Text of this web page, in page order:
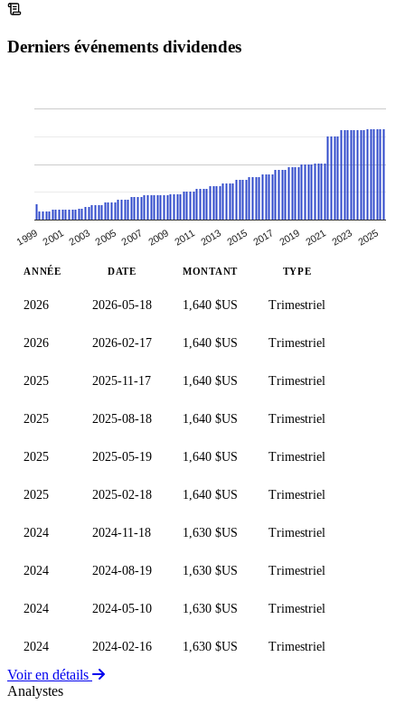
Derniers événements dividendes
1999 2001 2003 2005 2007 2009 2011 2013 2015 2017 2019 2021 2023 2025
ANNÉE DATE MONTANT TYPE
2026 2026-05-18 1,640 $US Trimestriel
2026 2026-02-17 1,640 $US Trimestriel
2025 2025-11-17 1,640 $US Trimestriel
2025 2025-08-18 1,640 $US Trimestriel
2025 2025-05-19 1,640 $US Trimestriel
2025 2025-02-18 1,640 $US Trimestriel
2024 2024-11-18 1,630 $US Trimestriel
2024 2024-08-19 1,630 $US Trimestriel
2024 2024-05-10 1,630 $US Trimestriel
2024 2024-02-16 1,630 $US Trimestriel
Voir en détails
Analystes